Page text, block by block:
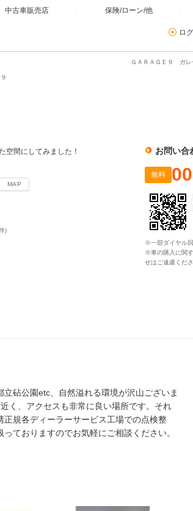
中古車販売店 保険/ローン/他
ロ
ＧＡＲＡＧＥ９ ガレ
空間にしてみました！
MAP
)
お問い合
無料
※一部ダイヤル
※車の購入に関
せはご遠慮くださ
砧公園etc、自然溢れる環境が沢山ございま
く、アクセスも非常に良い場所です。それ
規各ディーラーサービス工場での点検整
ておりますのでお気軽にご相談ください。